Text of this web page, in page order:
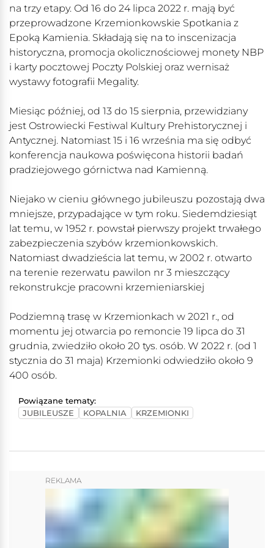
na trzy etapy. Od 16 do 24 lipca 2022 r. mają być
przeprowadzone Krzemionkowskie Spotkania z
Epoką Kamienia. Składają się na to inscenizacja
historyczna, promocja okolicznościowej monety NBP
i karty pocztowej Poczty Polskiej oraz wernisaż
wystawy fotografii Megality.
Miesiąc później, od 13 do 15 sierpnia, przewidziany
jest Ostrowiecki Festiwal Kultury Prehistorycznej i
Antycznej. Natomiast 15 i 16 września ma się odbyć
konferencja naukowa poświęcona historii badań
pradziejowego górnictwa nad Kamienną.
Niejako w cieniu głównego jubileuszu pozostają dwa
mniejsze, przypadające w tym roku. Siedemdziesiąt
lat temu, w 1952 r. powstał pierwszy projekt trwałego
zabezpieczenia szybów krzemionkowskich.
Natomiast dwadzieścia lat temu, w 2002 r. otwarto
na terenie rezerwatu pawilon nr 3 mieszczący
rekonstrukcje pracowni krzemieniarskiej
Podziemną trasę w Krzemionkach w 2021 r., od
momentu jej otwarcia po remoncie 19 lipca do 31
grudnia, zwiedziło około 20 tys. osób. W 2022 r. (od 1
stycznia do 31 maja) Krzemionki odwiedziło około 9
400 osób.
Powiązane tematy:
JUBILEUSZE
KOPALNIA KRZEMIONKI
REKLAMA